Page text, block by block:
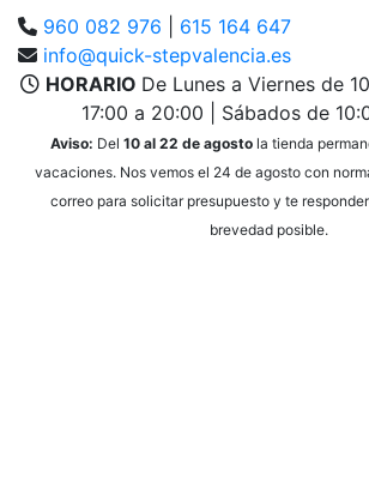
960 082 976
615 164 647
info@quick-stepvalencia.es
HORARIO De Lunes a Viernes de
17:00 a 20:00 | Sábados de
Aviso: Del 10 al 22 de agosto la tienda
vacaciones. Nos vemos el 24 de agosto con
correo para solicitar presupuesto y te
brevedad posible.